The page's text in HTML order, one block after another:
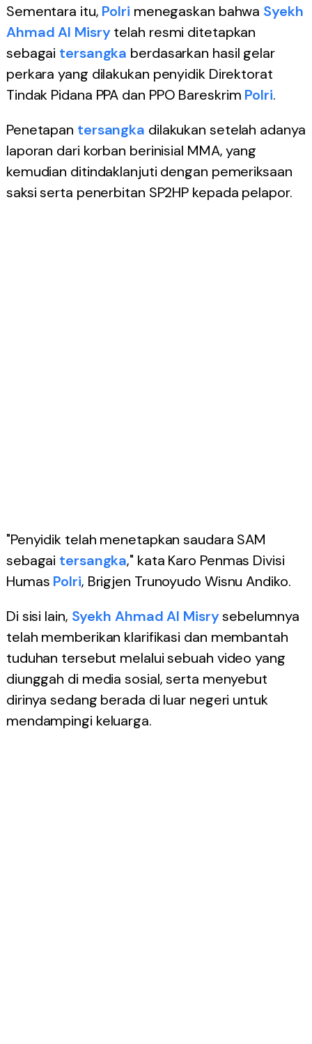
Sementara itu, Polri menegaskan bahwa Syekh
Ahmad Al Misrytelah resmi ditetapkan
sebagai tersangka berdasarkan hasil gelar
perkara yang dilakukan penyidik Direktorat
Tindak Pidana PPA dan PPO Bareskrim Polri.
Penetapan tersangka dilakukan setelah adanya
laporan dari korban berinisial MMA, yang
kemudian ditindaklanjuti dengan pemeriksaan
saksi serta penerbitan SP2HP kepada pelapor.
"Penyidik telah menetapkan saudara SAM
sebagai tersangka," kata Karo Penmas Divisi
Humas Polri, Brigjen Trunoyudo Wisnu Andiko.
Di sisi lain, Syekh Ahmad Al Misrysebelumnya
telah memberikan klarifikasi dan membantah
tuduhan tersebut melalui sebuah video yang
diunggah di media sosial, serta menyebut
dirinya sedang berada di luar negeri untuk
mendampingi keluarga.